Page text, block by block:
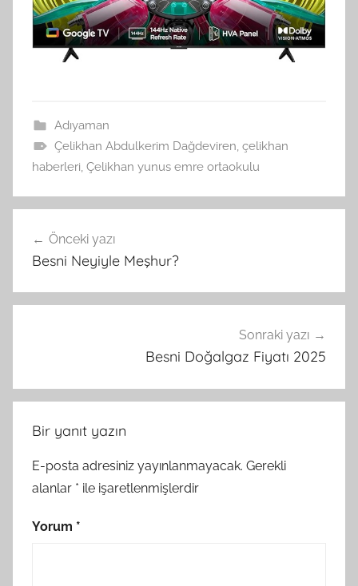
Adıyaman
Çelikhan Abdulkerim Dağdeviren, çelikhan
haberleri, Çelikhan yunus emre ortaokulu
gezinmesi
Önceki yazı
Besni Neyiyle Meşhur?
Sonraki yazı
Besni Doğalgaz Fiyatı 2025
Bir yanıt yazın
E-posta adresiniz yayınlanmayacak. Gerekli
alanlar * ile işaretlenmişlerdir
Yorum *